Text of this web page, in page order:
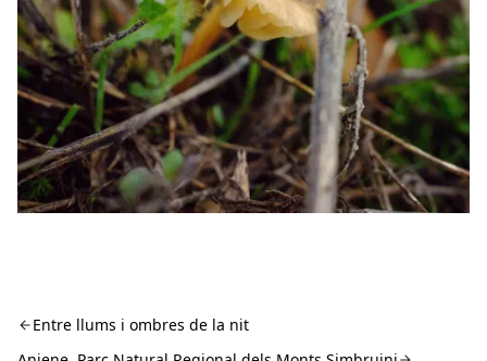
Entre llums i ombres de la nit